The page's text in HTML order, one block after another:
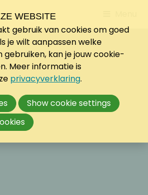
to
WEBSITE
gebruik van cookies om goed
je wilt aanpassen welke
gebruiken, kan je jouw cookie-
Meer informatie is
privacyverklaring.
Show cookie settings